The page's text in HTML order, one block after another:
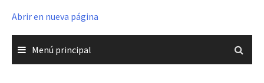
Abrir en nueva página
Menú principal